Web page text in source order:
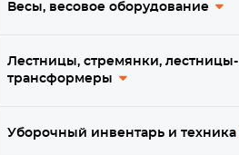
Подпружиненные колеса
большегрузных тележек
Весы, весовое оборудование
Лестницы, стремянки, лестницы-
трансформеры
Уборочный инвентарь и техника